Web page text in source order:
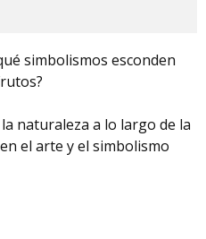
simbolismos esconden
naturaleza a lo largo de la
el arte y el simbolismo